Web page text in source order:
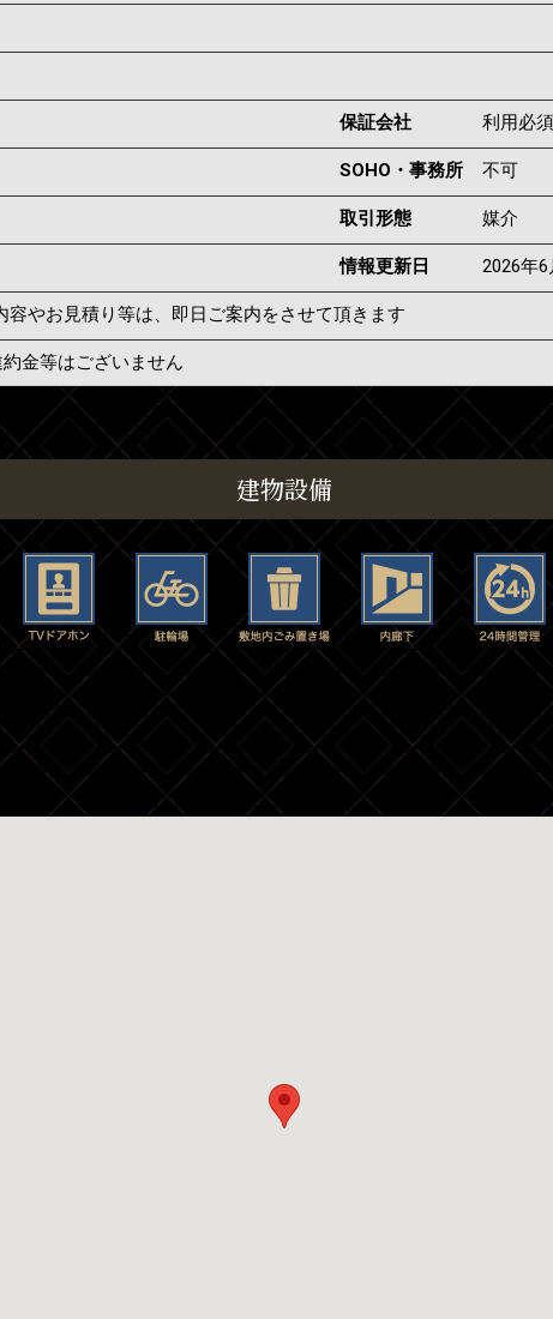
保証会社 利用必須
SOHO・事務所 不可
取引形態 媒介
情報更新日 2026年
容やお見積り等は、即日ご案内をさせて頂きます
金等はございません
建物設備